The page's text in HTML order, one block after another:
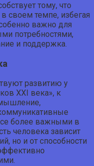
тому, что
своем темпе, избегая
важно для
потребностями,
и поддержка.
развитию у
XXI века», к
более важными в
человека зависит
но и от способности